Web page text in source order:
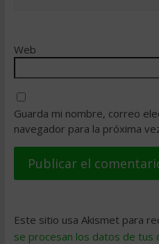
Web
Guarda mi nombre, correo
navegador para la próxima
Este sitio usa Akismet para
se procesan los datos de tus